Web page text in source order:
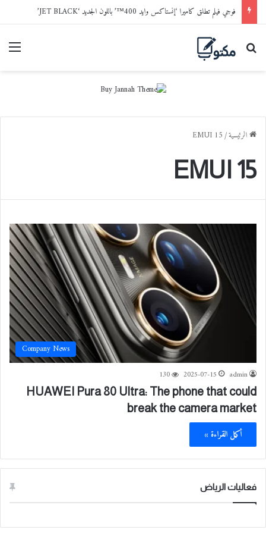
فوجي فيلم تطلق كاميرا ‘إنستاكس وايد 400™’ باللون الجديد ‘JET BLACK’
بحث عن
الرئيسية/
EMUI 15
EMUI 15
Company News
admin
2025-07-15
130
HUAWEI Pura 80 Ultra: The phone that could
break the camera market
أكمل القراءة »
فعاليات الرياض